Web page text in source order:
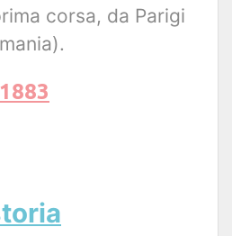
corsa, da Parigi